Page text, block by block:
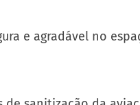
e agradável no